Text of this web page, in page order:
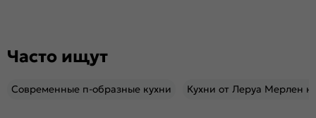
Часто ищут
Современные п-образные кухни Кухни от Леруа Мерлен